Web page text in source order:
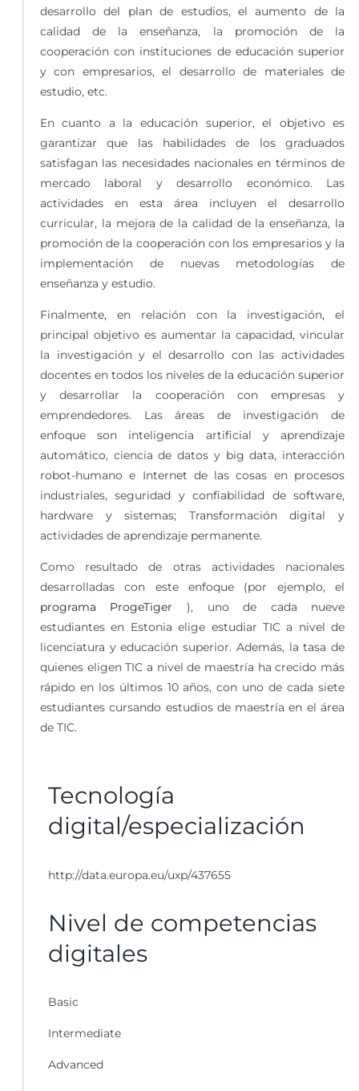
desarrollo del plan de estudios, el aumento de la
calidad de la enseñanza, la promoción de la
cooperación con instituciones de educación superior
y con empresarios, el desarrollo de materiales de
estudio, etc.
En cuanto a la educación superior, el objetivo es
garantizar que las habilidades de los graduados
satisfagan las necesidades nacionales en términos de
mercado laboral y desarrollo económico. Las
actividades en esta área incluyen el desarrollo
curricular, la mejora de la calidad de la enseñanza, la
promoción de la cooperación con los empresarios y la
implementación de nuevas metodologías de
enseñanza y estudio.
Finalmente, en relación con la investigación, el
principal objetivo es aumentar la capacidad, vincular
la investigación y el desarrollo con las actividades
docentes en todos los niveles de la educación superior
y desarrollar la cooperación con empresas y
emprendedores. Las áreas de investigación de
enfoque son inteligencia artificial y aprendizaje
automático, ciencia de datos y big data, interacción
robot-humano e Internet de las cosas en procesos
industriales, seguridad y confiabilidad de software,
hardware y sistemas; Transformación digital y
actividades de aprendizaje permanente.
Como resultado de otras actividades nacionales
desarrolladas con este enfoque (por ejemplo, el
programa ProgeTiger ), uno de cada nueve
estudiantes en Estonia elige estudiar TIC a nivel de
licenciatura y educación superior. Además, la tasa de
quienes eligen TIC a nivel de maestría ha crecido más
rápido en los últimos 10 años, con uno de cada siete
estudiantes cursando estudios de maestría en el área
de TIC.
Tecnología
digital/especialización
http://data.europa.eu/uxp/437655
Nivel de competencias
digitales
Basic
Intermediate
Advanced